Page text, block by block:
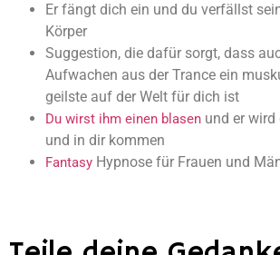
Er fängt dich ein und du verfällst
Körper
Suggestion, die dafür sorgt, dass
Aufwachen aus der Trance ein
geilste auf der Welt für dich ist
Du wirst ihm einen blasen und er wird
und in dir kommen
Fantasy Hypnose für Frauen und